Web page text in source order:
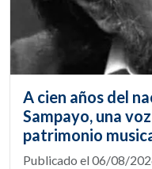
A cien años del
Sampayo, una
patrimonio
Publicado el 06/08/